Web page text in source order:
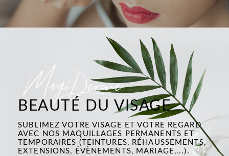
MagiDerme
BEAUTÉ DU VISAGE
SUBLIMEZ VOTRE VISAGE ET VOTRE REGARD
AVEC NOS MAQUILLAGES PERMANENTS ET
TEMPORAIRES (TEINTURES, RÉHAUSSEMENTS,
EXTENSIONS, ÉVÈNEMENTS, MARIAGE,...).